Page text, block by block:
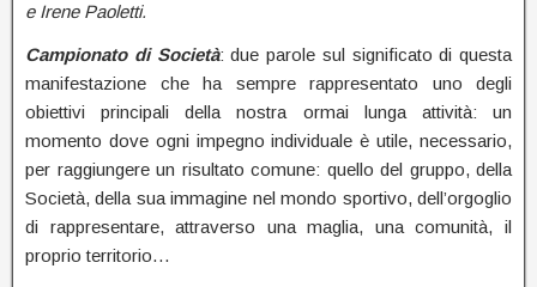
e Irene Paoletti.
Campionato di Società: due parole sul significato di questa
manifestazione che ha sempre rappresentato uno degli
obiettivi principali della nostra ormai lunga attività: un
momento dove ogni impegno individuale è utile, necessario,
per raggiungere un risultato comune: quello del gruppo, della
Società, della sua immagine nel mondo sportivo, dell’orgoglio
di rappresentare, attraverso una maglia, una comunità, il
proprio territorio…